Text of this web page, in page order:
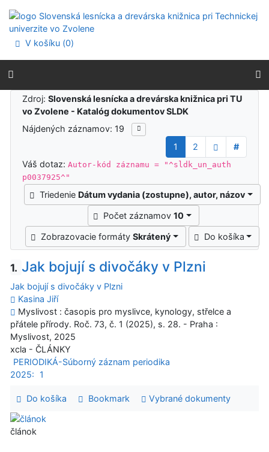
Prejsť na menu
Prehlásenie o webovej prístupnosti
V košíku (0)
Výsledky vyhľadávania
Zdroj:Slovenská lesnícka a drevárska knižnica pri TU
vo Zvolene - Katalóg dokumentov SLDK
Nájdených záznamov: 19
1
2
#
Váš dotaz:Autor-kód záznamu = "^sldk_un_auth
p0037925^"
Triedenie Dátum vydania (zostupne), autor, názov
Počet záznamov10
Zobrazovacie formátySkrátený Do košíka
1. Jak bojují s divočáky v Plzni
Jak bojují s divočáky v Plzni
Kasina Jiří
Myslivost : časopis pro myslivce, kynology, střelce a
přátele přírody. Roč. 73, č. 1 (2025), s. 28. - Praha :
Myslivost, 2025
xcla - ČLÁNKY
PERIODIKÁ-Súborný záznam periodika
2025:
1
Do košíka Bookmark Vybrané dokumenty
článok